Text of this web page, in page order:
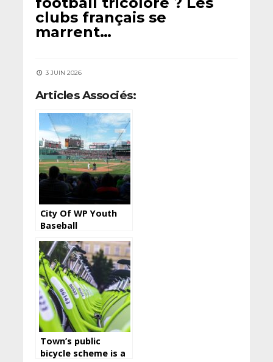
clubs français se
marrent…
3 JUIN 2026
Articles Associés:
City Of WP Youth
Baseball
Town’s public
bicycle scheme is a